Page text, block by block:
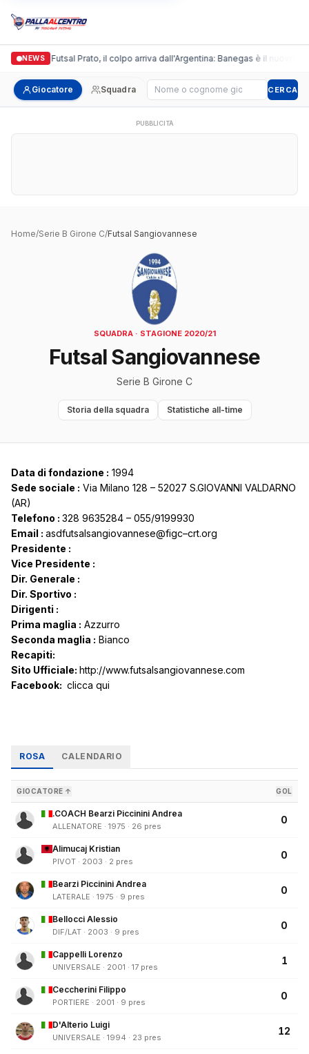
NEWS
Italgronda Futsal Prato, il colpo arriva dall'Argentina: Banegas è il nuovo
Giocatore Squadra Cerca giocatore CERCA
PUBBLICITÀ
Home/Serie B Girone C/Futsal Sangiovannese
SQUADRA · STAGIONE 2020/21
Futsal Sangiovannese
Serie B Girone C
Storia della squadra Statistiche all-time
Data di fondazione : 1994
Sede sociale : Via Milano 128 – 52027 S.GIOVANNI VALDARNO
(AR)
Telefono : 328 9635284 – 055/9199930
Email : asdfutsalsangiovannese@figc–crt.org
Presidente :
Vice Presidente :
Dir. Generale :
Dir. Sportivo :
Dirigenti :
Prima maglia : Azzurro
Seconda maglia : Bianco
Recapiti:
Sito Ufficiale: http://www.futsalsangiovannese.com
Facebook: clicca qui
ROSA CALENDARIO
GIOCATORE ↑ GOL
.COACH Bearzi Piccinini Andrea
ALLENATORE · 1975 · 26 pres
0
Alimucaj Kristian
PIVOT · 2003 · 2 pres
0
Bearzi Piccinini Andrea
LATERALE · 1975 · 9 pres
0
Bellocci Alessio
DIF/LAT · 2003 · 9 pres
0
Cappelli Lorenzo
UNIVERSALE · 2001 · 17 pres
1
Ceccherini Filippo
PORTIERE · 2001 · 9 pres
0
D'Alterio Luigi
UNIVERSALE · 1994 · 23 pres
12